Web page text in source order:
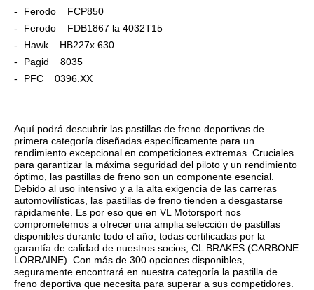
Ferodo FCP850
Ferodo FDB1867 la 4032T15
Hawk HB227x.630
Pagid 8035
PFC 0396.XX
Aquí podrá descubrir las pastillas de freno deportivas de
primera categoría diseñadas específicamente para un
rendimiento excepcional en competiciones extremas. Cruciales
para garantizar la máxima seguridad del piloto y un rendimiento
óptimo, las pastillas de freno son un componente esencial.
Debido al uso intensivo y a la alta exigencia de las carreras
automovilísticas, las pastillas de freno tienden a desgastarse
rápidamente. Es por eso que en VL Motorsport nos
comprometemos a ofrecer una amplia selección de pastillas
disponibles durante todo el año, todas certificadas por la
garantía de calidad de nuestros socios, CL BRAKES (CARBONE
LORRAINE). Con más de 300 opciones disponibles,
seguramente encontrará en nuestra categoría la pastilla de
freno deportiva que necesita para superar a sus competidores.